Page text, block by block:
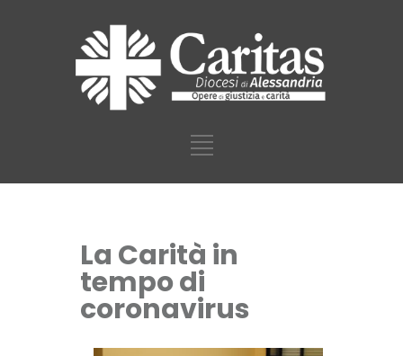
La Carità in
tempo di
coronavirus